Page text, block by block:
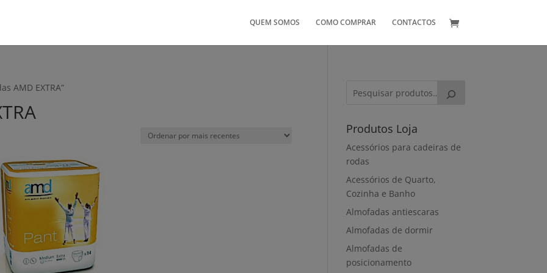
QUEM SOMOS COMO COMPRAR CONTACTOS
AMD EXTRA”
Produtos Loja
Acessórios para cadeiras de
rodas
Acessórios de Quarto,
Cozinha e Banho
Almofadas antiescaras
Almofadas de dormir
Almofadas de
posicionamento